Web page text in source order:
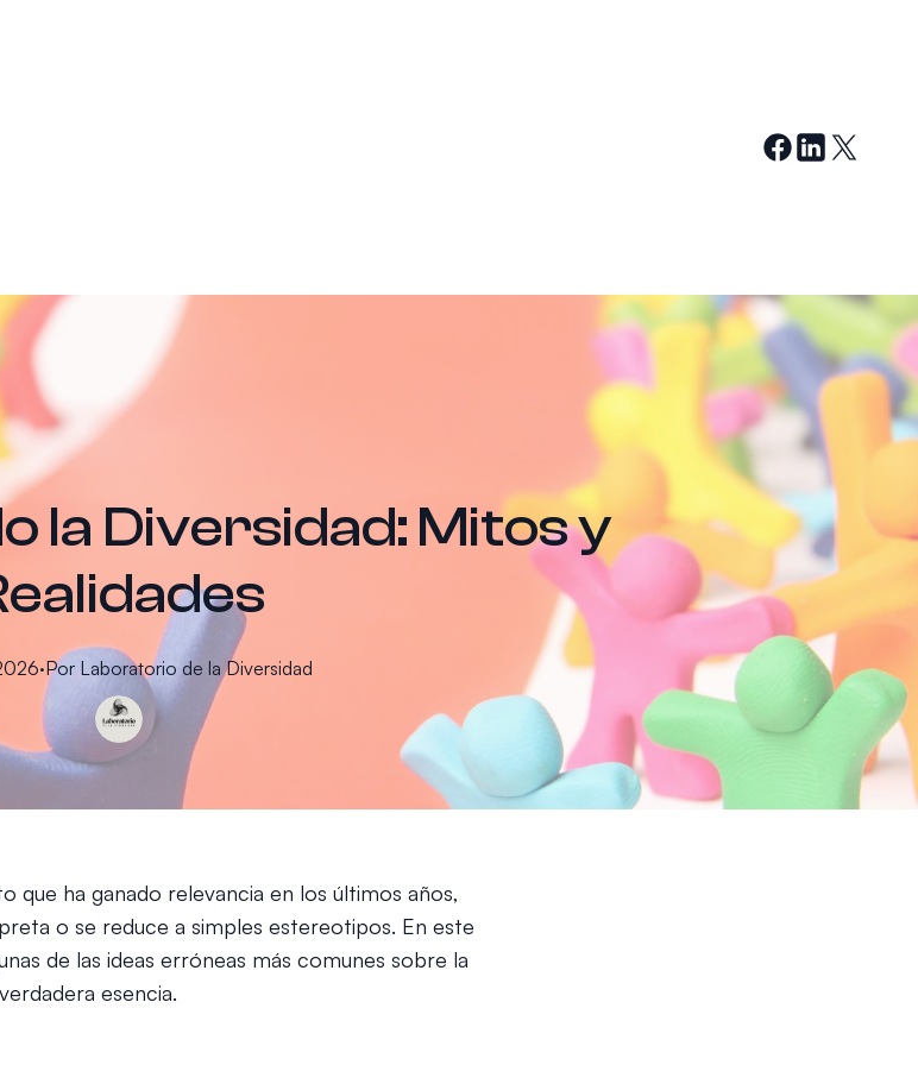
la Diversidad: Mitos y
·Por Laboratorio de la Diversidad
que ha ganado relevancia en los últimos años,
o se reduce a simples estereotipos. En este
de las ideas erróneas más comunes sobre la
esencia.